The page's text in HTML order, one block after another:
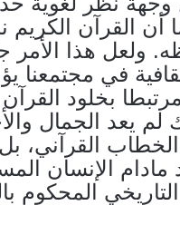
أن القرآن
ولعل هذا الأمر
في
بخلود
لم يعد الجمال
الخطاب القرآني،
الإنسان
المحكوم